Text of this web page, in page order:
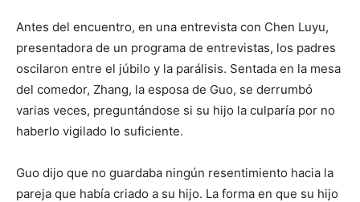
Antes del encuentro, en una entrevista con Chen Luyu,
presentadora de un programa de entrevistas, los padres
oscilaron entre el júbilo y la parálisis. Sentada en la mesa
del comedor, Zhang, la esposa de Guo, se derrumbó
varias veces, preguntándose si su hijo la culparía por no
haberlo vigilado lo suficiente.
Guo dijo que no guardaba ningún resentimiento hacia la
pareja que había criado a su hijo. La forma en que su hijo